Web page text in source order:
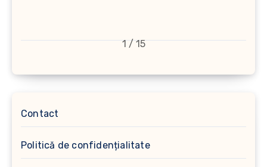
1 / 15
Contact
Politică de confidențialitate